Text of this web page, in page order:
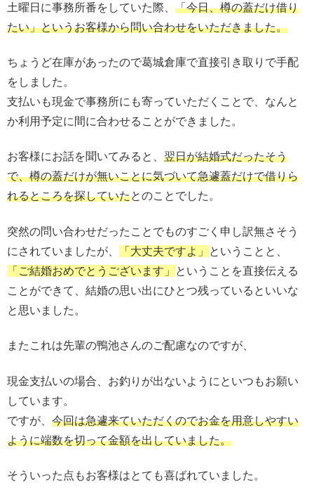
土曜日に事務所番をしていた際、 「今日、樽の蓋だけ借り
たい」というお客様から問い合わせをいただきました。
ちょうど在庫があったので葛城倉庫で直接引き取りで手配
をしました。
支払いも現金で事務所にも寄っていただくことで、なんと
か利用予定に間に合わせることができました。
お客様にお話を聞いてみると、 翌日が結婚式だったそう
で、樽の蓋だけが無いことに気づいて急遽蓋だけで借りら
れるところを探していたとのことでした。
突然の問い合わせだったことでものすごく申し訳無さそう
にされていましたが、
「大丈夫ですよ」
ということと、
「ご結婚おめでとうございます」
ということを直接伝える
ことができて、結婚の思い出にひとつ残っているといいな
と思いました。
またこれは先輩の鴨池さんのご配慮なのですが、
現金支払いの場合、お釣りが出ないようにといつもお願い
しています。
ですが、 今回は急遽来ていただくのでお金を用意しやすい
ように端数を切って金額を出していました。
そういった点もお客様はとても喜ばれていました。